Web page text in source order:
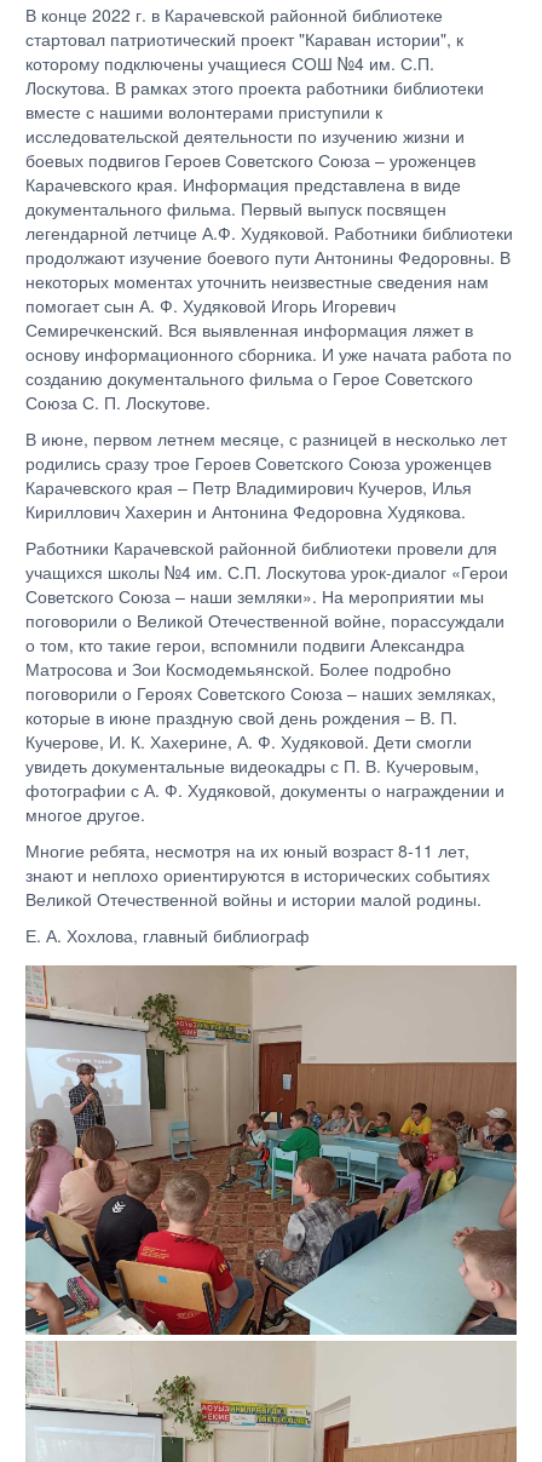
В конце 2022 г. в Карачевской районной библиотеке
стартовал патриотический проект "Караван истории", к
которому подключены учащиеся СОШ №4 им. С.П.
Лоскутова. В рамках этого проекта работники библиотеки
вместе с нашими волонтерами приступили к
исследовательской деятельности по изучению жизни и
боевых подвигов Героев Советского Союза – уроженцев
Карачевского края. Информация представлена в виде
документального фильма. Первый выпуск посвящен
легендарной летчице А.Ф. Худяковой. Работники библиотеки
продолжают изучение боевого пути Антонины Федоровны. В
некоторых моментах уточнить неизвестные сведения нам
помогает сын А. Ф. Худяковой Игорь Игоревич
Семиречкенский. Вся выявленная информация ляжет в
основу информационного сборника. И уже начата работа по
созданию документального фильма о Герое Советского
Союза С. П. Лоскутове.
В июне, первом летнем месяце, с разницей в несколько лет
родились сразу трое Героев Советского Союза уроженцев
Карачевского края – Петр Владимирович Кучеров, Илья
Кириллович Хахерин и Антонина Федоровна Худякова.
Работники Карачевской районной библиотеки провели для
учащихся школы №4 им. С.П. Лоскутова урок-диалог «Герои
Советского Союза – наши земляки». На мероприятии мы
поговорили о Великой Отечественной войне, порассуждали
о том, кто такие герои, вспомнили подвиги Александра
Матросова и Зои Космодемьянской. Более подробно
поговорили о Героях Советского Союза – наших земляках,
которые в июне праздную свой день рождения – В. П.
Кучерове, И. К. Хахерине, А. Ф. Худяковой. Дети смогли
увидеть документальные видеокадры с П. В. Кучеровым,
фотографии с А. Ф. Худяковой, документы о награждении и
многое другое.
Многие ребята, несмотря на их юный возраст 8-11 лет,
знают и неплохо ориентируются в исторических событиях
Великой Отечественной войны и истории малой родины.
Е. А. Хохлова, главный библиограф